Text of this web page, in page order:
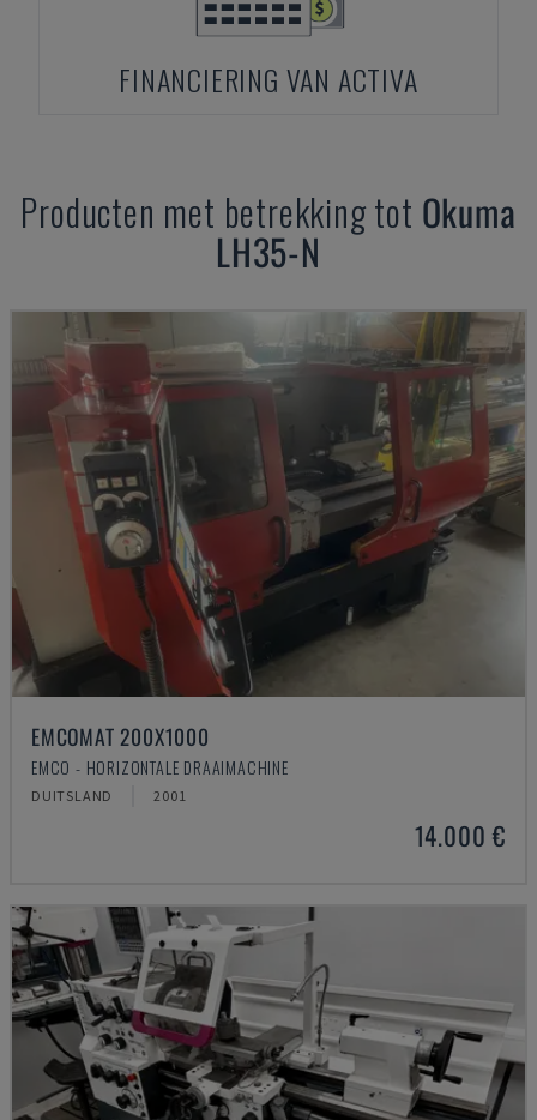
FINANCIERING VAN ACTIVA
Producten met betrekking tot Okuma
LH35-N
EMCOMAT 200X1000
EMCO - HORIZONTALE DRAAIMACHINE
DUITSLAND 2001
14.000 €